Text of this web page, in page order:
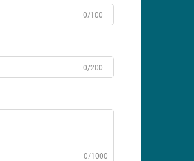
0/100
0/200
0/1000